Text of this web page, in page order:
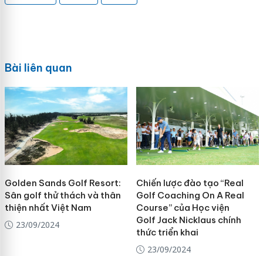
Bài liên quan
Golden Sands Golf Resort:
Sân golf thử thách và thân
thiện nhất Việt Nam
23/09/2024
Chiến lược đào tạo “Real
Golf Coaching On A Real
Course” của Học viện
Golf Jack Nicklaus chính
thức triển khai
23/09/2024